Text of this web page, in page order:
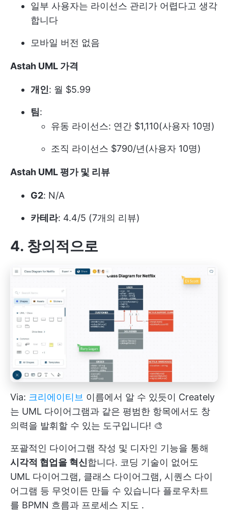
일부 사용자는 라이선스 관리가 어렵다고 생각
합니다
모바일 버전 없음
Astah UML 가격
개인: 월 $5.99
팀:
유동 라이선스: 연간 $1,110(사용자 10명)
조직 라이선스 $790/년(사용자 10명)
Astah UML 평가 및 리뷰
G2: N/A
카테라: 4.4/5 (7개의 리뷰)
4. 창의적으로
Via: 크리에이티브 이름에서 알 수 있듯이 Creately
는 UML 다이어그램과 같은 평범한 항목에서도 창
의력을 발휘할 수 있는 도구입니다! 🎨
포괄적인 다이어그램 작성 및 디자인 기능을 통해
시각적 협업을 혁신합니다. 코딩 기술이 없어도
UML 다이어그램, 클래스 다이어그램, 시퀀스 다이
어그램 등 무엇이든 만들 수 있습니다 플로우차트
를 BPMN 흐름과 프로세스 지도 .